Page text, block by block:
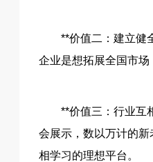
**价值二：建立健
企业是想拓展全国市场
**价值三：行业互
会展示，数以万计的
相学习的理想平台。